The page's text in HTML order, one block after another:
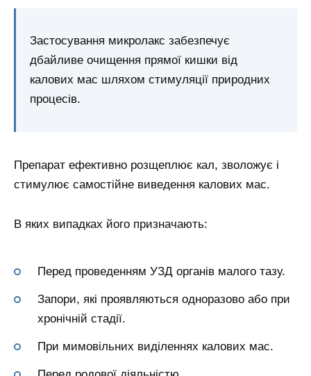
Застосування микролакс забезпечує
дбайливе очищення прямої кишки від
калових мас шляхом стимуляції природних
процесів.
Препарат ефективно розщеплює кал, зволожує і
стимулює самостійне виведення калових мас.
В яких випадках його призначають:
Перед проведенням УЗД органів малого тазу.
Запори, які проявляються одноразово або при
хронічній стадії.
При мимовільних виділеннях калових мас.